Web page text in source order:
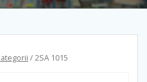
/ 2SA 1015